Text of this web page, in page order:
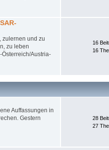
zulernen und zu
zu leben
Austria-
16
16
Auffassungen in
Gestern
28
27